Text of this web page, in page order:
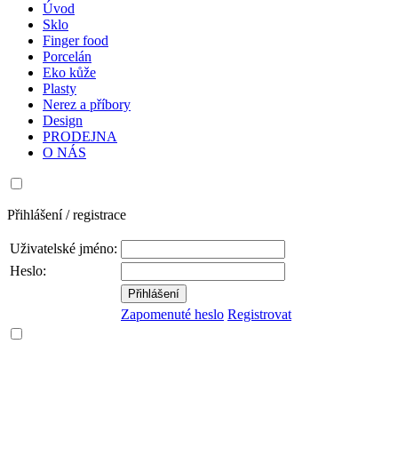
Úvod
Sklo
Finger food
Porcelán
Eko kůže
Plasty
Nerez a příbory
Design
PRODEJNA
O NÁS
Přihlášení / registrace
Uživatelské jméno:
Heslo:
Zapomenuté heslo Registrovat